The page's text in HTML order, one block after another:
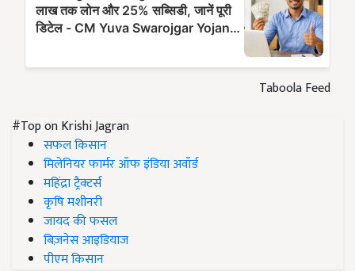
Taboola Feed
#Top on Krishi Jagran
सफल किसान
मिलेनियर फार्मर ऑफ इंडिया अवॉर्ड
महिंद्रा ट्रैक्टर्स
कृषि मशीनरी
जायद की फसल
बिज़नेस आइडियाज
पीएम किसान